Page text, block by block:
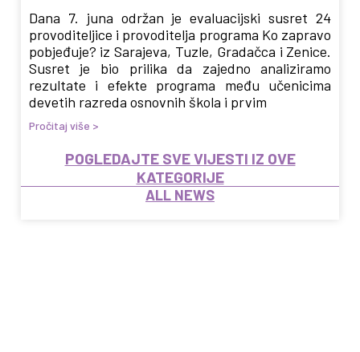
Dana 7. juna održan je evaluacijski susret 24
provoditeljice i provoditelja programa Ko zapravo
pobjeđuje? iz Sarajeva, Tuzle, Gradačca i Zenice.
Susret je bio prilika da zajedno analiziramo
rezultate i efekte programa među učenicima
devetih razreda osnovnih škola i prvim
Pročitaj više >
POGLEDAJTE SVE VIJESTI IZ OVE
KATEGORIJE
ALL NEWS